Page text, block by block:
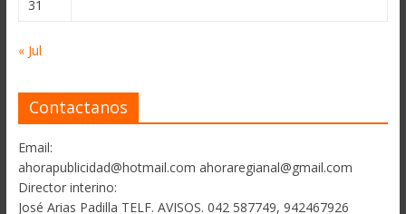
31
« Jul
Contactanos
Email:
ahorapublicidad@hotmail.com ahoraregianal@gmail.com
Director interino:
José Arias Padilla TELF. AVISOS. 042 587749, 942467926